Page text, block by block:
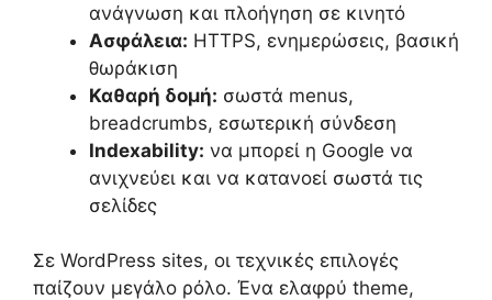
ανάγνωση και πλοήγηση σε κινητό
Ασφάλεια: HTTPS, ενημερώσεις, βασική
θωράκιση
Καθαρή δομή: σωστά menus,
breadcrumbs, εσωτερική σύνδεση
Indexability: να μπορεί η Google να
ανιχνεύει και να κατανοεί σωστά τις
σελίδες
Σε WordPress sites, οι τεχνικές επιλογές
παίζουν μεγάλο ρόλο. Ένα ελαφρύ theme,